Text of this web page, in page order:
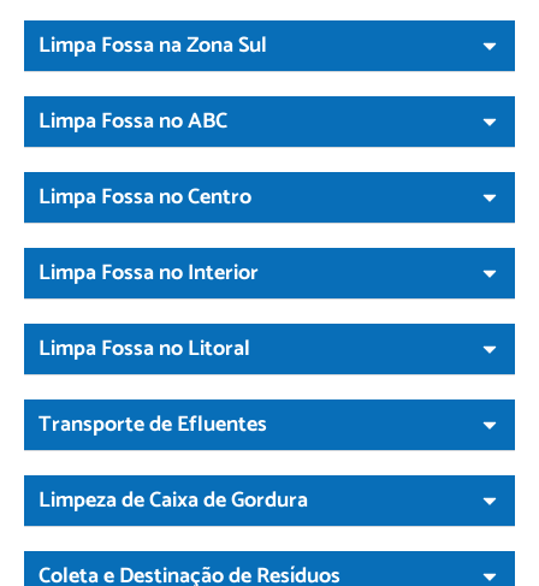
Limpa Fossa na Zona Sul
Limpa Fossa no ABC
Limpa Fossa no Centro
Limpa Fossa no Interior
Limpa Fossa no Litoral
Transporte de Efluentes
Limpeza de Caixa de Gordura
Coleta e Destinação de Resíduos